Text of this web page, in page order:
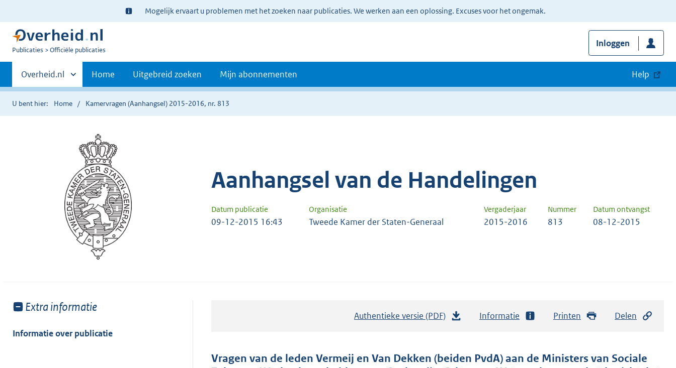
Ter
informatie:
Mogelijk ervaart u problemen met het zoeken naar publicaties. We werken aan een oplossing. Excuses voor het ongemak.
U
Publicaties Officiële publicaties
Inloggen
Primaire
navigatie
Andere
sites
binnen
Overheid.nl Home Uitgebreid zoeken Mijn abonnementen Help
U bent hier: Home Kamervragen (Aanhangsel) 2015-2016, nr. 813
Aanhangsel van de Handelingen
Datum publicatie Organisatie Vergaderjaar Nummer Datum ontvangst
09-12-2015 16:43 Tweede Kamer der Staten-Generaal 2015-2016 813 08-12-2015
Toon
van:
Extra informatie
Informatie over publicatie
Authentieke versie (PDF)
t
Informatie Printen Delen
Vragen van de leden Vermeij en Van Dekken (beiden PvdA) aan de Ministers van Sociale